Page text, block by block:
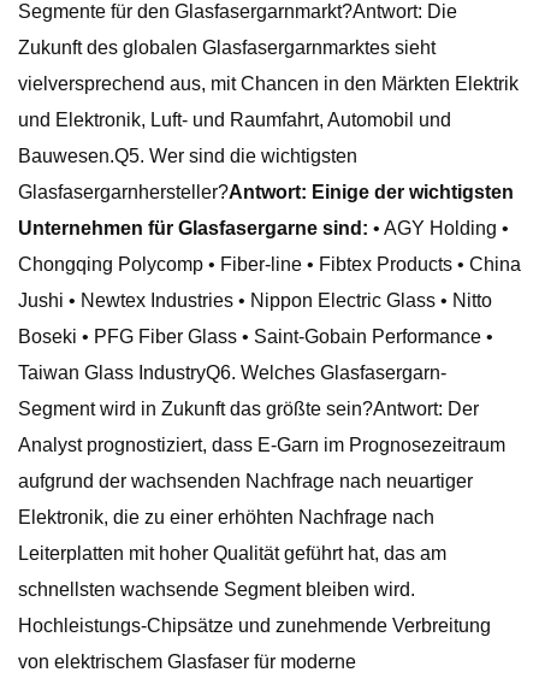
Segmente für den Glasfasergarnmarkt?Antwort: Die
Zukunft des globalen Glasfasergarnmarktes sieht
vielversprechend aus, mit Chancen in den Märkten Elektrik
und Elektronik, Luft- und Raumfahrt, Automobil und
Bauwesen.Q5. Wer sind die wichtigsten
Glasfasergarnhersteller?Antwort: Einige der wichtigsten
Unternehmen für Glasfasergarne sind: • AGY Holding •
Chongqing Polycomp • Fiber-line • Fibtex Products • China
Jushi • Newtex Industries • Nippon Electric Glass • Nitto
Boseki • PFG Fiber Glass • Saint-Gobain Performance •
Taiwan Glass IndustryQ6. Welches Glasfasergarn-
Segment wird in Zukunft das größte sein?Antwort: Der
Analyst prognostiziert, dass E-Garn im Prognosezeitraum
aufgrund der wachsenden Nachfrage nach neuartiger
Elektronik, die zu einer erhöhten Nachfrage nach
Leiterplatten mit hoher Qualität geführt hat, das am
schnellsten wachsende Segment bleiben wird.
Hochleistungs-Chipsätze und zunehmende Verbreitung
von elektrischem Glasfaser für moderne